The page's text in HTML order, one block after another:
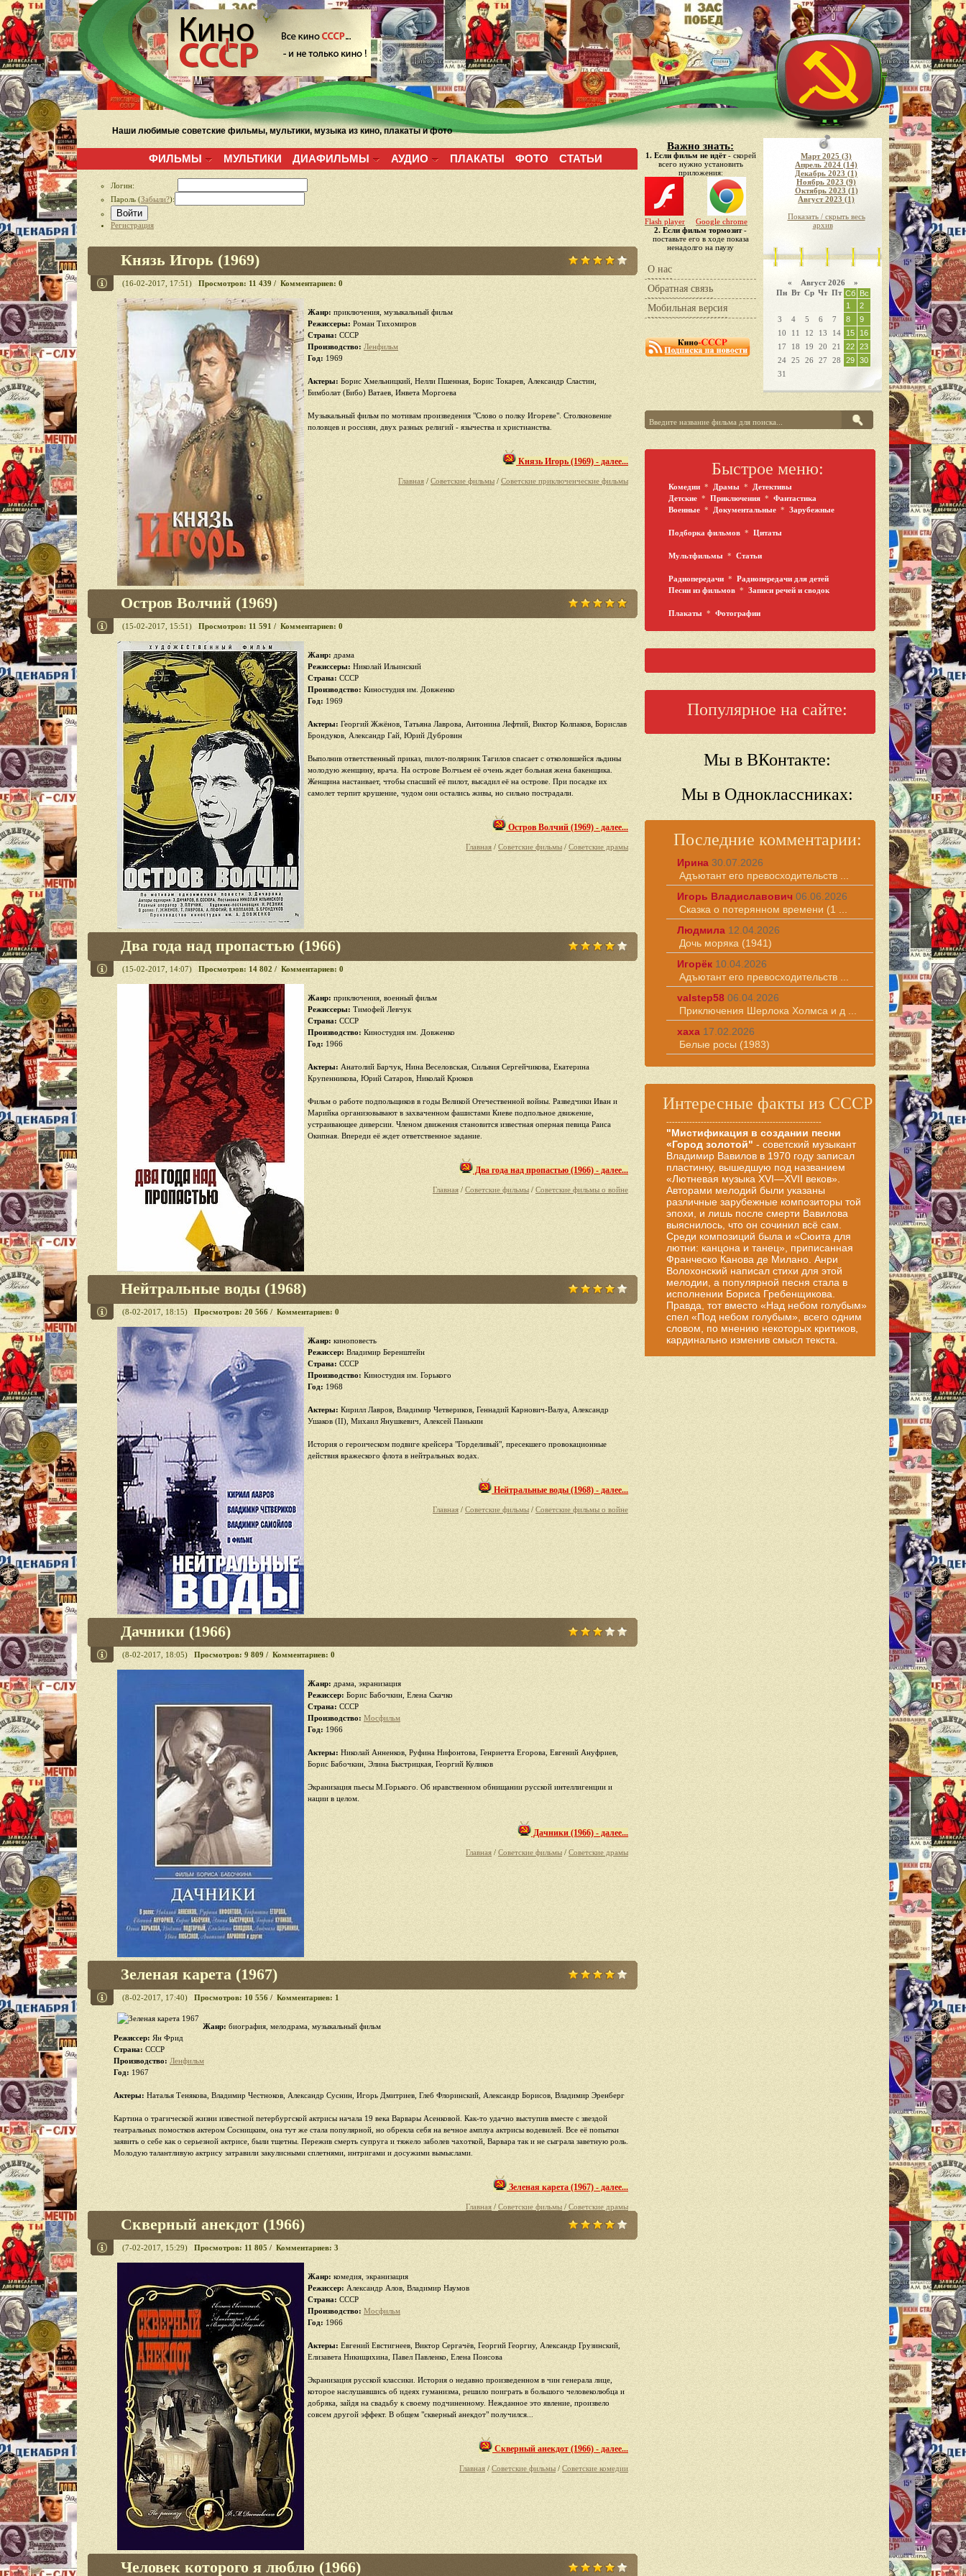
Наши любимые советские фильмы, мультики, музыка из кино, плакаты и фото
ФИЛЬМЫ МУЛЬТИКИ ДИАФИЛЬМЫ АУДИО ПЛАКАТЫ ФОТО СТАТЬИ
Логин:
Пароль (Забыли?):
Войти
Регистрация
Князь Игорь (1969)
(16-02-2017, 17:51) Просмотров: 11 439 / Комментариев: 0
Жанр: приключения, музыкальный фильм
Режиссеры: Роман Тихомиров
Страна: СССР
Производство: Ленфильм
Год: 1969
Актеры: Борис Хмельницкий, Нелли Пшенная, Борис Токарев, Александр Сластин,
Бимболат (Бибо) Ватаев, Инвета Моргоева
Музыкальный фильм по мотивам произведения "Слово о полку Игореве". Столкновение
половцев и россиян, двух разных религий - язычества и христианства.
Князь Игорь (1969) - далее...
Главная / Советские фильмы / Советские приключенческие фильмы
Остров Волчий (1969)
(15-02-2017, 15:51) Просмотров: 11 591 / Комментариев: 0
Жанр: драма
Режиссеры: Николай Ильинский
Страна: СССР
Производство: Киностудия им. Довженко
Год: 1969
Актеры: Георгий Жжёнов, Татьяна Лаврова, Антонина Лефтий, Виктор Колпаков, Борислав
Брондуков, Александр Гай, Юрий Дубровин
Выполнив ответственный приказ, пилот-полярник Тагилов спасает с отколовшейся льдины
молодую женщину, врача. На острове Волчьем её очень ждет больная жена бакенщика.
Женщина настаивает, чтобы спасший её пилот, высадил её на острове. При посадке их
самолет терпит крушение, чудом они остались живы, но сильно пострадали.
Остров Волчий (1969) - далее...
Главная / Советские фильмы / Советские драмы
Два года над пропастью (1966)
(15-02-2017, 14:07) Просмотров: 14 802 / Комментариев: 0
Жанр: приключения, военный фильм
Режиссеры: Тимофей Левчук
Страна: СССР
Производство: Киностудия им. Довженко
Год: 1966
Актеры: Анатолий Барчук, Нина Веселовская, Сильвия Сергейчикова, Екатерина
Крупенникова, Юрий Сатаров, Николай Крюков
Фильм о работе подпольщиков в годы Великой Отечественной войны. Разведчики Иван и
Марийка организовывают в захваченном фашистами Киеве подпольное движение,
устраивающее диверсии. Членом движения становится известная оперная певица Раиса
Окипная. Впереди её ждет ответственное задание.
Два года над пропастью (1966) - далее...
Главная / Советские фильмы/ Советские фильмы о войне
Нейтральные воды (1968)
(8-02-2017, 18:15) Просмотров: 20 566 / Комментариев: 0
Жанр: киноповесть
Режиссер: Владимир Беренштейн
Страна: СССР
Производство: Киностудия им. Горького
Год: 1968
Актеры: Кирилл Лавров, Владимир Четвериков, Геннадий Карнович-Валуа, Александр
Ушаков (II), Михаил Янушкевич, Алексей Панькин
История о героическом подвиге крейсера "Горделивый", пресекшего провокационные
действия вражеского флота в нейтральных водах.
Нейтральные воды (1968) - далее...
Главная / Советские фильмы / Советские фильмы о войне
Дачники (1966)
(8-02-2017, 18:05) Просмотров: 9 809 / Комментариев: 0
Жанр: драма, экранизация
Режиссер: Борис Бабочкин, Елена Скачко
Страна: СССР
Производство: Мосфильм
Год: 1966
Актеры: Николай Анненков, Руфина Нифонтова, Генриетта Егорова, Евгений Ануфриев,
Борис Бабочкин, Элина Быстрицкая, Георгий Куликов
Экранизация пьесы М.Горького. Об нравственном обнищании русской интеллигенции и
нации в целом.
Дачники (1966) - далее...
Главная / Советские фильмы / Советские драмы
Зеленая карета (1967)
(8-02-2017, 17:40) Просмотров: 10 556 / Комментариев: 1
Жанр: биография, мелодрама, музыкальный фильм
Режиссер: Ян Фрид
Страна: СССР
Производство: Ленфильм
Год: 1967
Актеры: Наталья Тенякова, Владимир Честноков, Александр Суснин, Игорь Дмитриев, Глеб Флоринский, Александр Борисов, Владимир Эренберг
Картина о трагической жизни известной петербургской актрисы начала 19 века Варвары Асенковой. Как-то удачно выступив вместе с звездой
театральных помостков актером Сосницким, она тут же стала популярной, но обрекла себя на вечное амплуа актрисы водевилей. Все её попытки
заявить о себе как о серьезной актрисе, были тщетны. Пережив смерть супруга и тяжело заболев чахоткой, Варвара так и не сыграла заветную роль.
Молодую талантливую актрису затравили закулисными сплетнями, интригами и досужими вымыслами.
Зеленая карета (1967) - далее...
Главная / Советские фильмы / Советские драмы
Скверный анекдот (1966)
(7-02-2017, 15:29) Просмотров: 11 805 / Комментариев: 3
Жанр: комедия, экранизация
Режиссер: Александр Алов, Владимир Наумов
Страна: СССР
Производство: Мосфильм
Год: 1966
Актеры: Евгений Евстигнеев, Виктор Сергачёв, Георгий Георгиу, Александр Грузинский,
Елизавета Никищихина, Павел Павленко, Елена Понсова
Экранизация русской классики. История о недавно произведенном в чин генерала лице,
которое наслушавшись об идеях гуманизма, решило поиграть в большого человеколюбца и
добряка, зайдя на свадьбу к своему подчиненному. Нежданное это явление, произвело
совсем другой эффект. В общем "скверный анекдот" получился...
Скверный анекдот (1966) - далее...
Главная / Советские фильмы / Советские комедии
Человек которого я люблю (1966)
Важно знать:
1. Если фильм не идёт- скорей
всего нужно установить
приложения:
Flash player
Google chrome
2. Если фильм тормозит-
поставьте его в ходе показа
ненадолго на паузу
О нас
Обратная связь
Мобильная версия
Март 2025 (3)
Апрель 2024 (14)
Декабрь 2023 (1)
Ноябрь 2023 (9)
Октябрь 2023 (1)
Август 2023 (1)
Показать / скрыть весь
архив
« Август 2026 »
Пн Вт Ср Чт Пт Сб Вс
1
2
3
4 5 6 7 8
9
10
11 12 13 14 15
16
17
18 19 20 21 22 23
24 25 26 27 28 29 30
31
Быстрое меню:
Комедии * Драмы *
Детективы
Детские * Приключения * Фантастика
Военные * Документальные * Зарубежные
Подборка фильмов * Цитаты
Мультфильмы * Статьи
Радиопередачи * Радиопередачи для детей
Песни из фильмов * Записи речей и сводок
Плакаты * Фотографии
Популярное на сайте:
Мы в ВКонтакте:
Мы в Одноклассниках:
Последние комментарии:
Ирина 30.07.2026
Адъютант его превосходительств ...
Игорь Владиславович 06.06.2026
Сказка о потерянном времени (1 ...
Людмила 12.04.2026
Дочь моряка (1941)
Игорёк 10.04.2026
Адъютант его превосходительств ...
valstep58 06.04.2026
Приключения Шерлока Холмса и д ...
хаха 17.02.2026
Белые росы (1983)
Интересные факты из СССР
------------------------------------------------------
"Мистификация в создании песни
«Город золотой" - советский музыкант
Владимир Вавилов в 1970 году записал
пластинку, вышедшую под названием
«Лютневая музыка XVI—XVII веков».
Авторами мелодий были указаны
различные зарубежные композиторы той
эпохи, и лишь после смерти Вавилова
выяснилось, что он сочинил всё сам.
Среди композиций была и «Сюита для
лютни: канцона и танец», приписанная
Франческо Канова де Милано. Анри
Волохонский написал стихи для этой
мелодии, а популярной песня стала в
исполнении Бориса Гребенщикова.
Правда, тот вместо «Над небом голубым»
спел «Под небом голубым», всего одним
словом, по мнению некоторых критиков,
кардинально изменив смысл текста.